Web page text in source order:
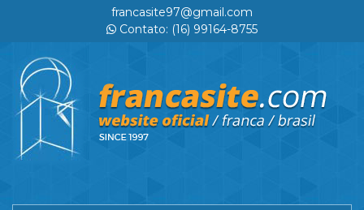
francasite97@gmail.com
Contato: (16) 99164-8755